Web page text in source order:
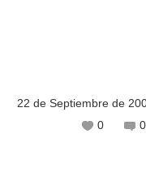
22 de Septiembre de
0
0